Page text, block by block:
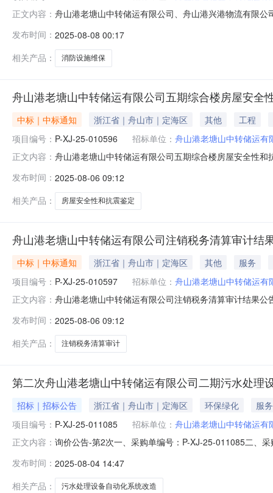
正文内容： 舟山港老塘山中转储运有限公司、舟山港兴港物流有限
式：自行采购四、采购执行单位：舟山港老塘山中转储
发布时间： 2025-08-08 00:17
相关产品：
消防设施维保
舟山港老塘山中转储运有限公司五期综合楼房屋安全
中标｜中标通知 浙江省｜舟山市｜定海区 其他
工程
项目编号： P-XJ-25-010596 招标单位： 舟山港老塘山中转储运有
正文内容： 舟山港老塘山中转储运有限公司五期综合楼房屋安全性
交供应商：浙江华见工程设计有限公司六、成交总价：
发布时间： 2025-08-06 09:12
相关产品：
房屋安全性和抗震鉴定
舟山港老塘山中转储运有限公司注销税务清算审计结
中标｜中标通知 浙江省｜舟山市｜定海区 其他
服务
项目编号： P-XJ-25-010597 招标单位： 舟山港老塘山中转储运有
正文内容： 舟山港老塘山中转储运有限公司注销税务清算审计结果
成交总价：24000.00元七、询价类型：询价八、公告日
发布时间： 2025-08-06 09:12
相关产品：
注销税务清算审计
第二次舟山港老塘山中转储运有限公司二期污水处理
招标｜招标公告 浙江省｜舟山市｜定海区 环保绿化
服务
项目编号： P-XJ-25-011085 招标单位： 舟山港老塘山中转储运有
正文内容： 询价公告-第2次一、采购单编号：P-XJ-25-011085二、
式：13758024406十、询价类型：公开具体规格、技术
发布时间： 2025-08-04 14:47
相关产品：
污水处理设备自动化系统改造